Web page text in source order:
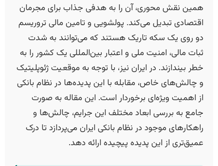
همین نقش محوری، آن را به هدفی جذاب برای مجرمان
اقتصادی تبدیل می‌کند. پولشویی و تامین مالی تروریسم
دو روی یک سکه تاریک هستند که می‌توانند به شدت
ثبات مالی، امنیت ملی و اعتبار بین‌المللی یک کشور را به
خطر بیندازند. در ایران نیز، با توجه به موقعیت ژئوپلیتیک
و چالش‌های خاص، مقابله با این پدیده‌ها در نظام بانکی
از اهمیت ویژه‌ای برخوردار است. این مقاله به صورت
جامع به بررسی ابعاد مختلف این جرایم، چالش‌ها و
راهکارهای موجود در نظام بانکی ایران می‌پردازد تا درک
عمیق‌تری از این پدیده پیچیده ارائه دهد.